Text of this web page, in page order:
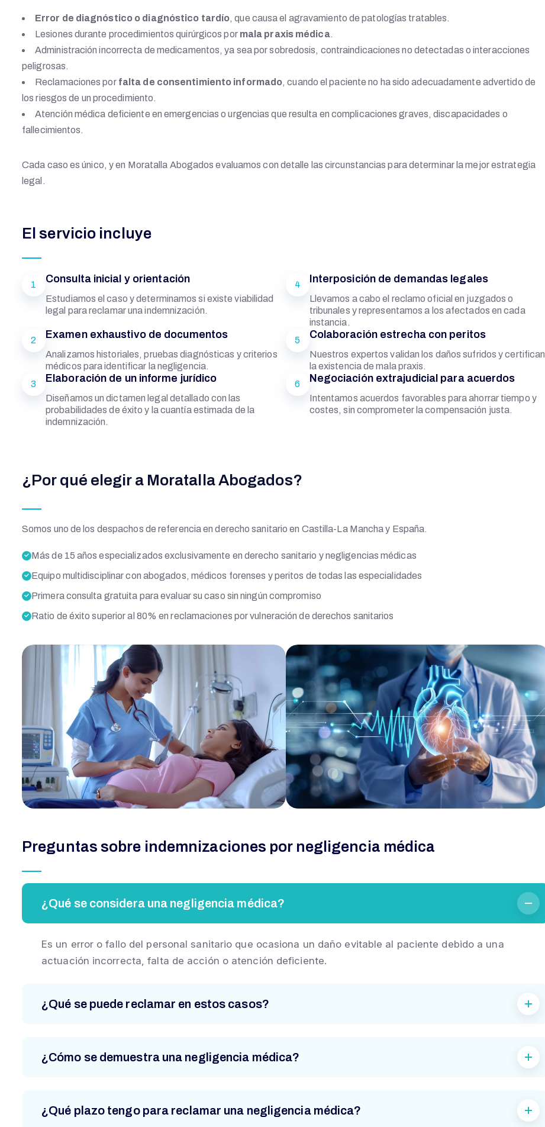
Error de diagnóstico o diagnóstico tardío, que causa el agravamiento de patologías tratables.
Lesiones durante procedimientos quirúrgicos por mala praxis médica.
Administración incorrecta de medicamentos, ya sea por sobredosis, contraindicaciones no detectadas o interacciones
peligrosas.
Reclamaciones por falta de consentimiento informado, cuando el paciente no ha sido adecuadamente advertido de
los riesgos de un procedimiento.
Atención médica deficiente en emergencias o urgencias que resulta en complicaciones graves, discapacidades o
fallecimientos.
Cada caso es único, y en Moratalla Abogados evaluamos con detalle las circunstancias para determinar la mejor estrategia
legal.
El servicio incluye
1 Consulta inicial y orientación
Estudiamos el caso y determinamos si existe viabilidad
legal para reclamar una indemnización.
4 Interposición de demandas legales
Llevamos a cabo el reclamo oficial en juzgados o
tribunales y representamos a los afectados en cada
instancia.
2
Examen exhaustivo de documentos
Analizamos historiales, pruebas diagnósticas y criterios
médicos para identificar la negligencia.
5 Colaboración estrecha con peritos
Nuestros expertos validan los daños sufridos y certifican
la existencia de mala praxis.
3
Elaboración de un informe jurídico
Diseñamos un dictamen legal detallado con las
probabilidades de éxito y la cuantía estimada de la
indemnización.
6 Negociación extrajudicial para acuerdos
Intentamos acuerdos favorables para ahorrar tiempo y
costes, sin comprometer la compensación justa.
¿Por qué elegir a Moratalla Abogados?
Somos uno de los despachos de referencia en derecho sanitario en Castilla-La Mancha y España.
Más de 15 años especializados exclusivamente en derecho sanitario y negligencias médicas
Equipo multidisciplinar con abogados, médicos forenses y peritos de todas las especialidades
Primera consulta gratuita para evaluar su caso sin ningún compromiso
Ratio de éxito superior al 80% en reclamaciones por vulneración de derechos sanitarios
Preguntas sobre indemnizaciones por negligencia médica
¿Qué se considera una negligencia médica?
Es un error o fallo del personal sanitario que ocasiona un daño evitable al paciente debido a una
actuación incorrecta, falta de acción o atención deficiente.
¿Qué se puede reclamar en estos casos?
¿Cómo se demuestra una negligencia médica?
¿Qué plazo tengo para reclamar una negligencia médica?